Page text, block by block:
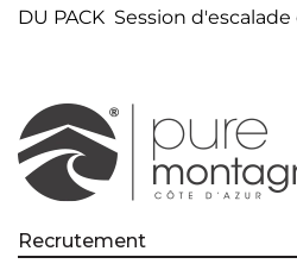
DU PACK Session
Recrutement